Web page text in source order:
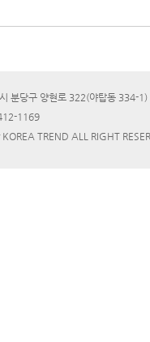
분당구 양현로 322(야탑동 334-
1169
TREND ALL RIGHT